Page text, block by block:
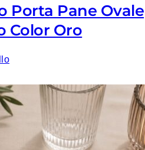
Porta Pane Ovale
Color Oro